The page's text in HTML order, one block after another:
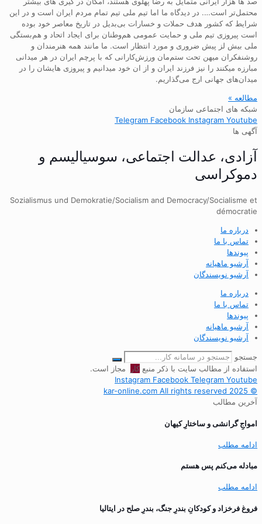
محتمل‌تر است…. در دیدگاه ما اما تیم ملی تیم تمام مردم ایران است و در این
شرایط که کشور هدف حملات و خسارات بی‌بدیل در تاریخ معاصر خود بوده
است پیروزی تیم ملی و حمایت عمومی هم‌وطنان برای ایجاد اتحاد و هم‌بستگی
ملی بیش لز پیش ضروری و مورد انتظار است. ما مانند همه هنرمندان و
روشنفکران میهن تحت ستم‌مان ورزش‌کارانی که با پرچم ایران در هر میدانی
مبارزه میکنند را نیز فرزند ایران و از ان خود میدانیم و پیروزی هایشان را در
میدان‌های جهانی ارج می‌گذاریم.
مطالعه »
شبکه های اجتماعی سازمان
Telegram Facebook Instagram Youtube
آگهی ها
آزادی، عدالت اجتماعی، سوسیالیسم و
دموکراسی
Sozialismus und Demokratie/Socialism and Democracy/Socialisme et
démocratie
درباره ما
تماس با ما
پیوندها
آرشیو ماهیانه
آرشیو نویسندگان
درباره ما
تماس با ما
پیوندها
آرشیو ماهیانه
آرشیو نویسندگان
جستجو
استفاده از مطالب سایت با ذکر منبعکار
مجاز است.
Instagram Facebook Telegram Youtube
© 2025 kar-online.com All rights reserved
آخرین مطالب
‌امواجِ گرانشی و ساختارِ کیهان
ادامه مطلب
مبادله می‌کنم پس هستم
ادامه مطلب
فروغ فرخزاد و کودکانِ بندرِ جنگ، بندرِ صلح در ایتالیا